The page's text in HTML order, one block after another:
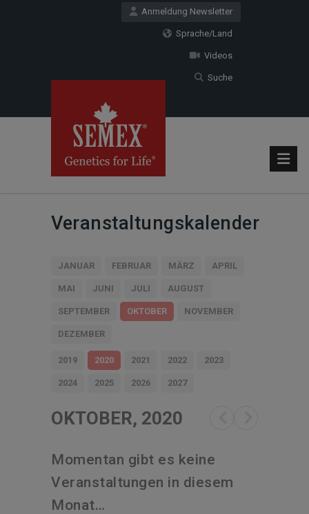
Anmeldung Newsletter
Sprache/Land
Videos
Suche
Veranstaltungskalender
JANUAR FEBRUAR MÄRZ APRIL
MAI JUNI JULI AUGUST
SEPTEMBER OKTOBER NOVEMBER
DEZEMBER
2019 2020 2021 2022 2023
2024 2025 2026 2027
OKTOBER, 2020
Momentan gibt es keine
Veranstaltungen in diesem
Monat…